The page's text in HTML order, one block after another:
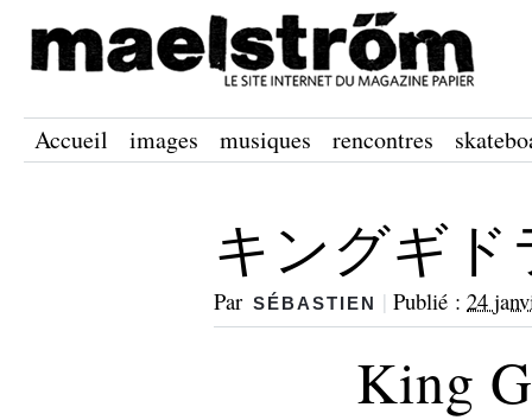
Accueil images musiques rencontres
キングギド
Par SÉBASTIEN | Publié : 24
King